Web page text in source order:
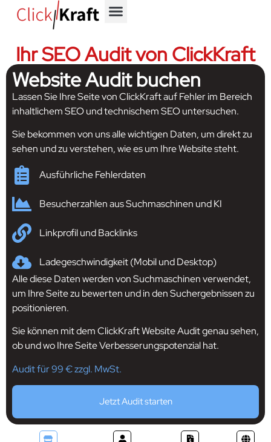
Ihr SEO Audit von ClickKraft
Website Audit buchen
Lassen Sie Ihre Seite von ClickKraft auf Fehler im Bereich
inhaltlichem SEO und technischem SEO untersuchen.
Sie bekommen von uns alle wichtigen Daten, um direkt zu
sehen und zu verstehen, wie es um Ihre Website steht.
Ausführliche Fehlerdaten
Besucherzahlen aus Suchmaschinen und KI
Linkprofil und Backlinks
Ladegeschwindigkeit (Mobil und Desktop)
Alle diese Daten werden von Suchmaschinen verwendet,
um Ihre Seite zu bewerten und in den Suchergebnissen zu
positionieren.
Sie können mit dem ClickKraft Website Audit genau sehen,
ob und wo Ihre Seite Verbesserungspotenzial hat.
Audit für 99 € zzgl. MwSt.
Jetzt Audit starten